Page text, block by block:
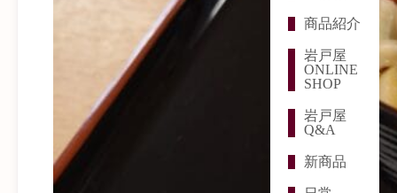
商品紹介
岩戸屋
ONLINE
SHOP
岩戸屋
Q&A
新商品